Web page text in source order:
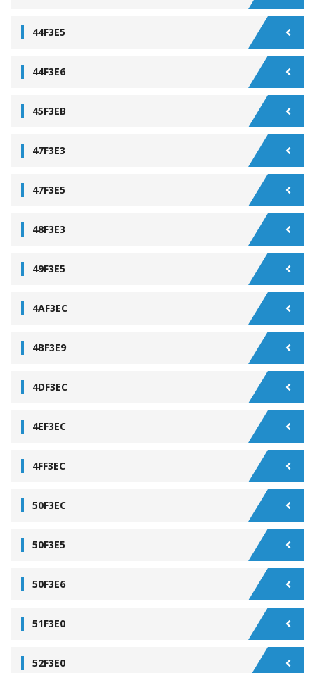
44F3E5
44F3E6
45F3EB
47F3E3
47F3E5
48F3E3
49F3E5
4AF3EC
4BF3E9
4DF3EC
4EF3EC
4FF3EC
50F3EC
50F3E5
50F3E6
51F3E0
52F3E0